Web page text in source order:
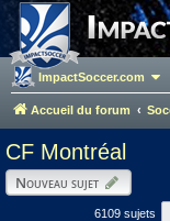
ImpactSoccer.com
Accueil du forum
CF Montréal
Nouveau sujet
6109 sujets